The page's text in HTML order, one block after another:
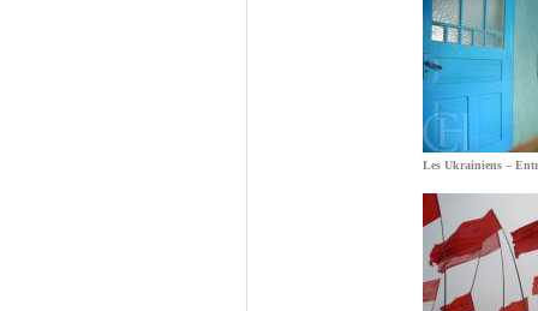
Les Ukrainiens –